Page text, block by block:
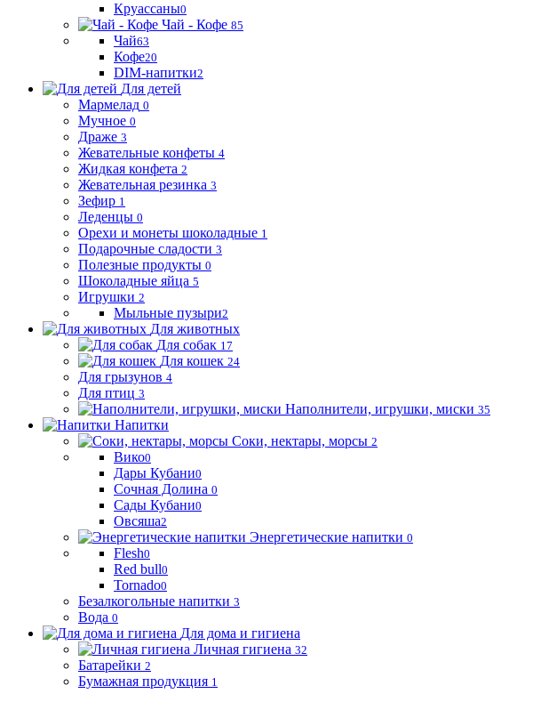
Круассаны0
Чай - Кофе 85
Чай63
Кофе20
DIM-напитки2
Для детей
Мармелад 0
Мучное 0
Драже 3
Жевательные конфеты 4
Жидкая конфета 2
Жевательная резинка 3
Зефир 1
Леденцы 0
Орехи и монеты шоколадные 1
Подарочные сладости 3
Полезные продукты 0
Шоколадные яйца 5
Игрушки 2
Мыльные пузыри2
Для животных
Для собак 17
Для кошек 24
Для грызунов 4
Для птиц 3
Наполнители, игрушки, миски 35
Напитки
Соки, нектары, морсы 2
Вико0
Дары Кубани0
Сочная Долина 0
Сады Кубани0
Овсяша2
Энергетические напитки 0
Flesh0
Red bull0
Tornado0
Безалкогольные напитки 3
Вода 0
Для дома и гигиена
Личная гигиена 32
Батарейки 2
Бумажная продукция 1